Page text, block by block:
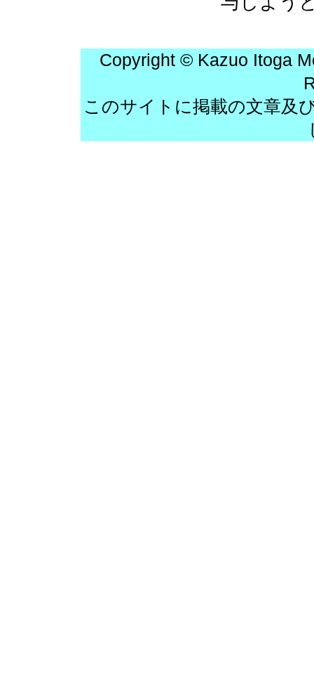
Copyright © Kazuo Itoga
このサイトに掲載の文章及